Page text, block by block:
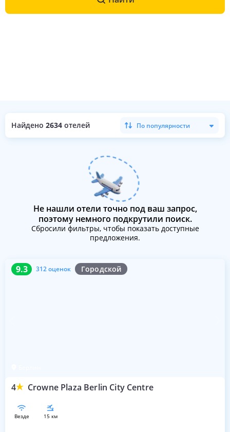
Найдено 2634 отелей По популярности
Не нашли отели точно под ваш запрос,
поэтому немного подкрутили поиск.
Сбросили фильтры, чтобы показать доступные
предложения.
9.3 312 оценок Городской
4 Crowne Plaza Berlin City Centre
9.3 312 оценок
везде 15 км